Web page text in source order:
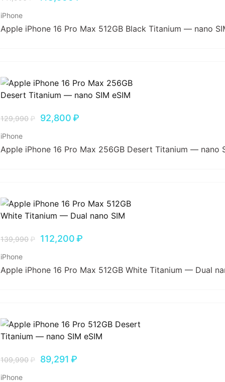
iPhone
Apple iPhone 16 Pro Max 512GB Black Titanium — nano
129,990₽ 92,800₽
iPhone
Apple iPhone 16 Pro Max 256GB Desert Titanium — nano
139,990₽ 112,200₽
iPhone
Apple iPhone 16 Pro Max 512GB White Titanium — Dual
109,990₽ 89,291 ₽
iPhone